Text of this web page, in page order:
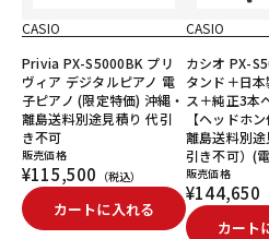
CASIO
Privia PX-S5000BK プリ
ヴィア デジタルピアノ 電
子ピアノ (限定特価) 沖縄・
離島送料別途見積り 代引
き不可
販売価格
¥115,500 （税込）
カートに入れる
CASIO
カシオ PX-
タンド＋日
ス＋純正3本
【ヘッドホ
離島送料別
引き不可）(
販売価格
¥144,650
カート